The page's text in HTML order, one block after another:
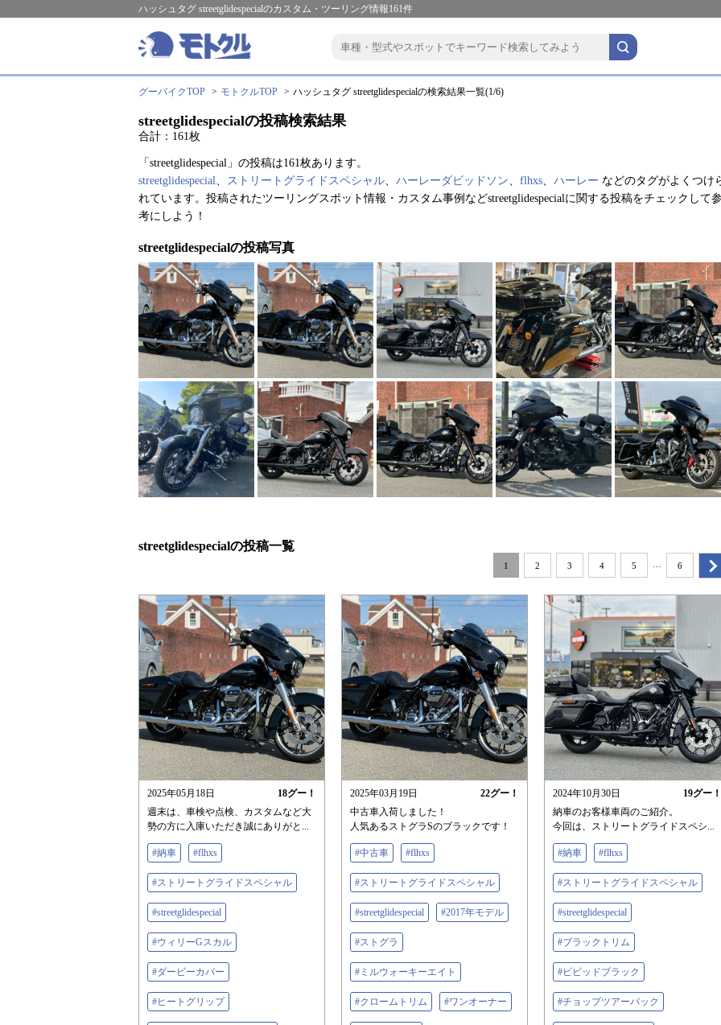
ハッシュタグ streetglidespecialのカスタム・ツーリング情報161件
グーバイクTOP モトクルTOP ハッシュタグ streetglidespecialの検索結果一覧(1/6)
streetglidespecialの投稿検索結果
合計：161枚
「streetglidespecial」の投稿は161枚あります。
streetglidespecial、 ストリートグライドスペシャル、 ハーレーダビッドソン、 flhxs、 ハーレー などのタグがよくつけ
れています。投稿されたツーリングスポット情報・カスタム事例などstreetglidespecialに関する投稿をチェックして
考にしよう！
streetglidespecialの投稿写真
streetglidespecialの投稿一覧
1 2 3 4 5 6
2025年05月18日 18グー！
週末は、車検や点検、カスタムなど大
勢の方に入庫いただき誠にありがと...
#納車 #flhxs
#ストリートグライドスペシャル
#streetglidespecial
#ウィリーGスカル
#ダービーカバー
#ヒートグリップ
2025年03月19日 22グー！
中古車入荷しました！
人気あるストグラSのブラックです！
#中古車 #flhxs
#ストリートグライドスペシャル
#streetglidespecial #2017年モデル
#ストグラ
#ミルウォーキーエイト
#クロームトリム #ワンオーナー
2024年10月30日 19グー！
納車のお客様車両のご紹介。
今回は、ストリートグライドスペシ...
#納車 #flhxs
#ストリートグライドスペシャル
#streetglidespecial
#ブラックトリム
#ビビッドブラック
#チョップツアーパック